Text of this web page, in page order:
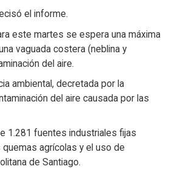
el informe.
este martes se espera una máxima
vaguada costera (neblina y
del aire.
ambiental, decretada por la
del aire causada por las
1.281 fuentes industriales fijas
agrícolas y el uso de
de Santiago.